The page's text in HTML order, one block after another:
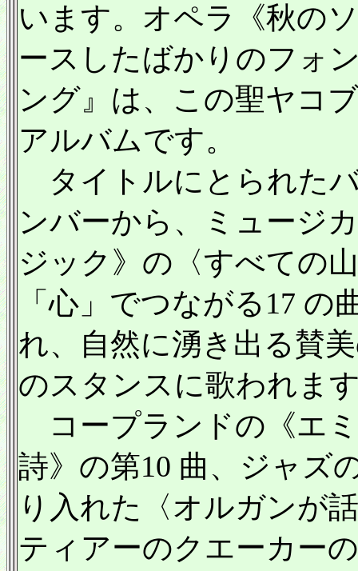
います。オペラ《秋の
ースしたばかりのフォ
ング』は、この聖ヤコ
アルバムです。
タイトルにとられた
ンバーから、ミュージ
ジック》の〈すべての
「心」でつながる17
れ、自然に湧き出る賛
のスタンスに歌われま
コープランドの《エ
詩》の第10 曲、ジャズ
り入れた〈オルガンが
ティアーのクエーカー